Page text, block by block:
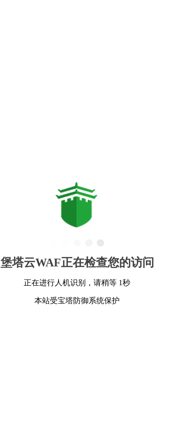
堡塔云WAF正在检查您的访问
正在进行人机识别，请稍等 1秒
本站受宝塔防御系统保护